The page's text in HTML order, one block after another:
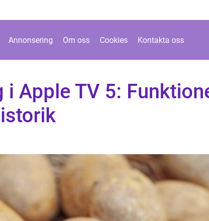
Annonsering Om oss Cookies Kontakta oss
i Apple TV 5: